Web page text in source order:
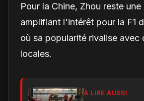
Pour la Chine, Zhou reste une
amplifiant l'intérêt pour la F1
où sa popularité rivalise avec
locales.
À LIRE AUSSI